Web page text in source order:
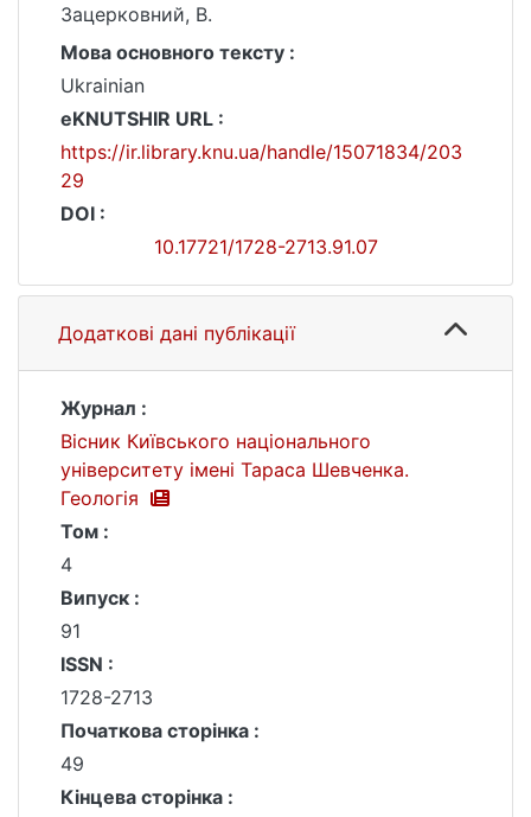
Зацерковний, В.
Мова основного тексту :
Ukrainian
eKNUTSHIR URL :
https://ir.library.knu.ua/handle/15071834/203
29
DOI :
10.17721/1728-2713.91.07
Додаткові дані публікації
Журнал :
Вісник Київського національного
університету імені Тараса Шевченка.
Геологія
Том :
4
Випуск :
91
ISSN :
1728-2713
Початкова сторінка :
49
Кінцева сторінка :